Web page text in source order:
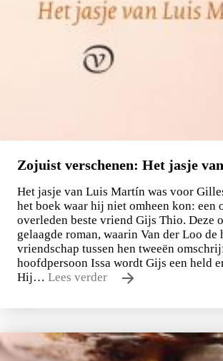
Zojuist verschenen: Het jasje
Het jasje van Luis Martín was voor
het boek waar hij niet omheen kon: een
overleden beste vriend Gijs Thio. Deze
gelaagde roman, waarin Van der Loo de
vriendschap tussen hen tweeën
hoofdpersoon Issa wordt Gijs een held
Hij… Lees verder